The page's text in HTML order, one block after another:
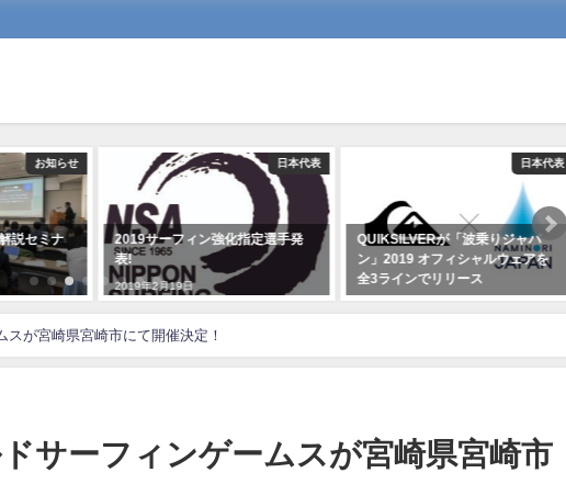
お知らせ
説セミナ
日本代表
2019サーフィン強化指定選手発
表!
2019年2月19日
日本代表
QUIKSILVERが「波乗りジャパ
ン」2019 オフィシャルウェアを
全3ラインでリリース
スが宮崎県宮崎市にて開催決定！
サーフィンゲームスが宮崎県宮崎市